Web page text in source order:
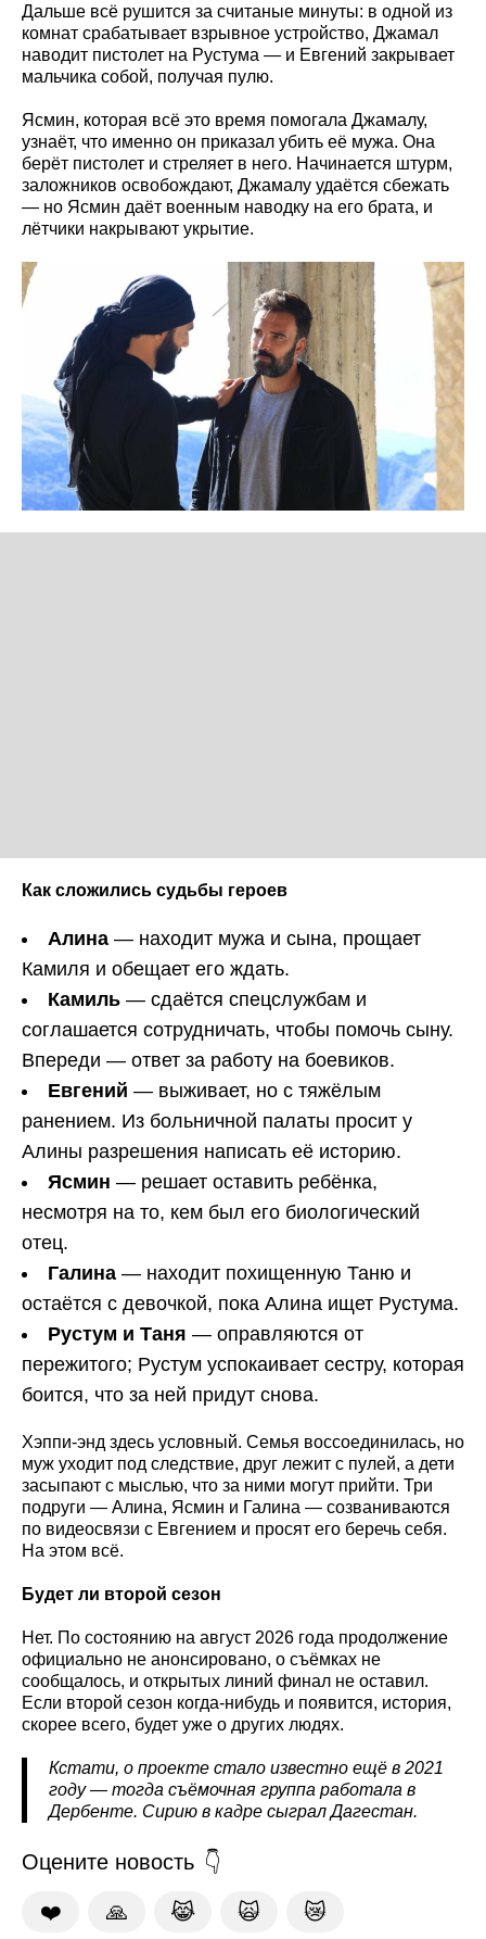
Дальше всё рушится за считаные минуты: в одной из
комнат срабатывает взрывное устройство, Джамал
наводит пистолет на Рустума — и Евгений закрывает
мальчика собой, получая пулю.
Ясмин, которая всё это время помогала Джамалу,
узнаёт, что именно он приказал убить её мужа. Она
берёт пистолет и стреляет в него. Начинается штурм,
заложников освобождают, Джамалу удаётся сбежать
— но Ясмин даёт военным наводку на его брата, и
лётчики накрывают укрытие.
Как сложились судьбы героев
Алина — находит мужа и сына, прощает
Камиля и обещает его ждать.
Камиль — сдаётся спецслужбам и
соглашается сотрудничать, чтобы помочь сыну.
Впереди — ответ за работу на боевиков.
Евгений — выживает, но с тяжёлым
ранением. Из больничной палаты просит у
Алины разрешения написать её историю.
Ясмин — решает оставить ребёнка,
несмотря на то, кем был его биологический
отец.
Галина — находит похищенную Таню и
остаётся с девочкой, пока Алина ищет Рустума.
Рустум и Таня — оправляются от
пережитого; Рустум успокаивает сестру, которая
боится, что за ней придут снова.
Хэппи-энд здесь условный. Семья воссоединилась, но
муж уходит под следствие, друг лежит с пулей, а дети
засыпают с мыслью, что за ними могут прийти. Три
подруги — Алина, Ясмин и Галина — созваниваются
по видеосвязи с Евгением и просят его беречь себя.
На этом всё.
Будет ли второй сезон
Нет. По состоянию на август 2026 года продолжение
официально не анонсировано, о съёмках не
сообщалось, и открытых линий финал не оставил.
Если второй сезон когда-нибудь и появится, история,
скорее всего, будет уже о других людях.
Кстати, о проекте стало известно ещё в 2021
году — тогда съёмочная группа работала в
Дербенте. Сирию в кадре сыграл Дагестан.
Оцените новость
❤️ 🙏 😹 🙀 😿